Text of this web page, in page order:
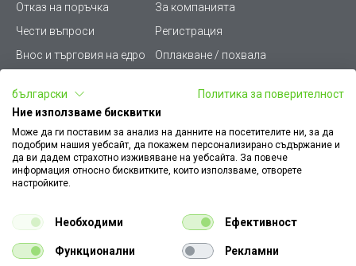
Отказ на поръчка
За компанията
Чести въпроси
Регистрация
Внос и търговия на едро
Оплакване / похвала
Условия за ползване
Стани дистрибутор
Карта на сайта
Кариери
Как да намеря документ
към поръчка
Платформа за AРС
Конфигуратор за ел.
ключове и контакти
български
Политика за поверителност
Ние използваме бисквитки
Може да ги поставим за анализ на данните на посетителите ни, за да
подобрим нашия уебсайт, да покажем персонализирано съдържание и
да ви дадем страхотно изживяване на уебсайта. За повече
информация относно бисквитките, които използваме, отворете
настройките.
Необходими Ефективност
Функционални Рекламни